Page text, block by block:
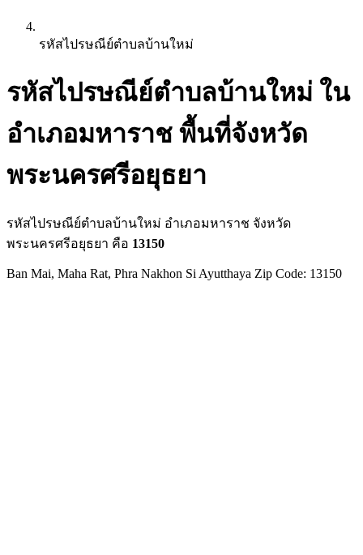
รหัสไปรษณีย์ตำบลบ้านใหม่
รหัสไปรษณีย์ตำบลบ้านใหม่ ใน
อำเภอมหาราช พื้นที่จังหวัด
พระนครศรีอยุธยา
รหัสไปรษณีย์ตำบลบ้านใหม่ อำเภอมหาราช จังหวัด
พระนครศรีอยุธยา คือ 13150
Ban Mai, Maha Rat, Phra Nakhon Si Ayutthaya Zip Code: 13150